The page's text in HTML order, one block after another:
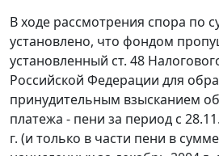
В ходе рассмотрения спора по
установлено, что фондом
установленный ст. 48
Российской Федерации для
принудительным взысканием
платежа - пени за период с
г. (и только в части пени в